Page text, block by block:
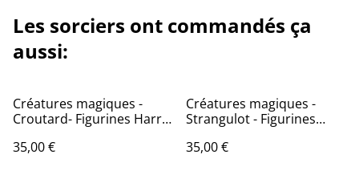
Les sorciers ont commandés ça
aussi:
Créatures magiques -
Croutard- Figurines Harry
35,00 €
Créatures magiques -
Strangulot - Figurines
35,00 €